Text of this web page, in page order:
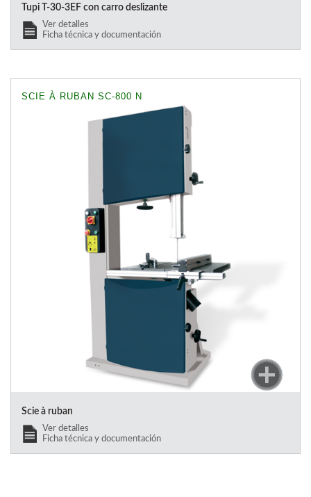
Tupi T-30-3EF con carro deslizante
Ver detalles
Ficha técnica y documentación
SCIE À RUBAN SC-800 N
Scie à ruban
Ver detalles
Ficha técnica y documentación